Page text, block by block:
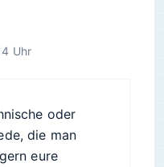
Uhr
oder
die man
eure